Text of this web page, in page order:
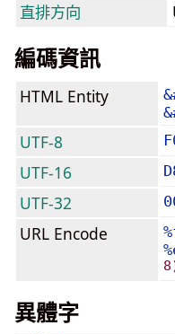
直排方向
編碼資訊
HTML Entity
UTF-8
UTF-16
UTF-32
URL Encode
異體字